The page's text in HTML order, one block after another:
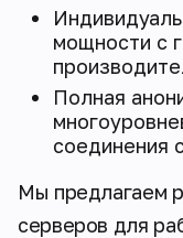
мощности с
Полная
соединения
Мы предлагаем
серверов для